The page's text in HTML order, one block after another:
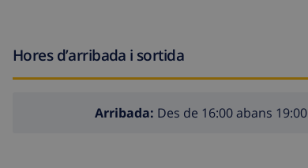
Hores d’arribada i sortida
Arribada: Des de 16:00 abans 19:00